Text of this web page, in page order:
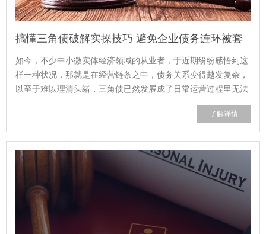
搞懂三角债破解实操技巧 避免企业债务连环被套
如今，不少中小微实体经济领域的从业者，于近期纷纷感悟到这
样一种状况，那就是在经营链条之中，债务关系变得越发复杂，
以至于难以理清头绪，三角债已然发展成了日常运营过程里无法
了解详情